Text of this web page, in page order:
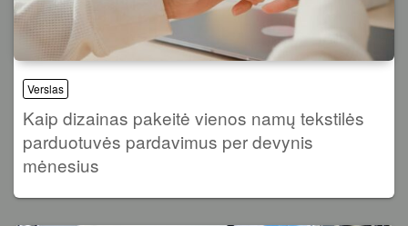
Verslas
Kaip dizainas pakeitė vienos namų tekstilės
parduotuvės pardavimus per devynis
mėnesius